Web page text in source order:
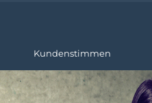
Kundenstimmen